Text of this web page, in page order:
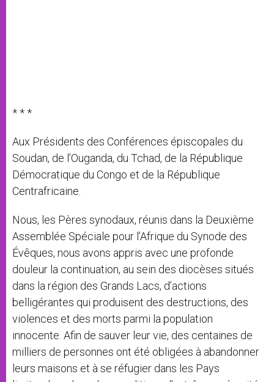
* * *
Aux Présidents des Conférences épiscopales du
Soudan, de l’Ouganda, du Tchad, de la République
Démocratique du Congo et de la République
Centrafricaine.
Nous, les Pères synodaux, réunis dans la Deuxième
Assemblée Spéciale pour l’Afrique du Synode des
Évêques, nous avons appris avec une profonde
douleur la continuation, au sein des diocèses situés
dans la région des Grands Lacs, d’actions
belligérantes qui produisent des destructions, des
violences et des morts parmi la population
innocente. Afin de sauver leur vie, des centaines de
milliers de personnes ont été obligées à abandonner
leurs maisons et à se réfugier dans les Pays